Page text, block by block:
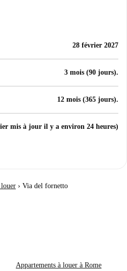
28 février 2027
3 mois (90 jours).
12 mois (365 jours).
mis à jour il y a environ 24 heures)
louer › Via del fornetto
Appartements à louer à Rome